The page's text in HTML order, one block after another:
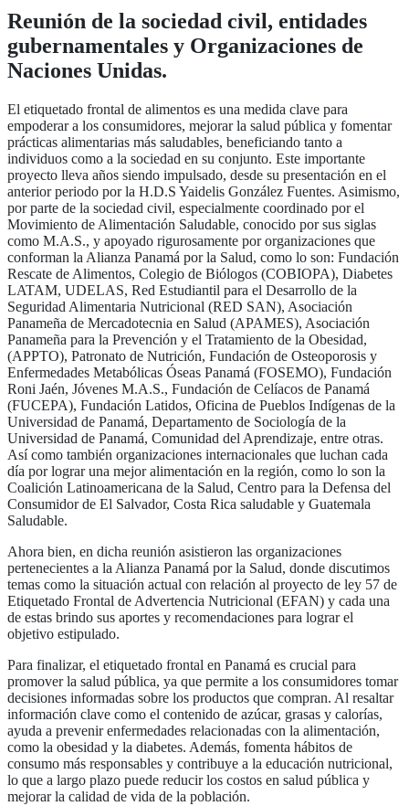
Reunión de la sociedad civil, entidades
gubernamentales y Organizaciones de
Naciones Unidas.
El etiquetado frontal de alimentos es una medida clave para
empoderar a los consumidores, mejorar la salud pública y fomentar
prácticas alimentarias más saludables, beneficiando tanto a
individuos como a la sociedad en su conjunto. Este importante
proyecto lleva años siendo impulsado, desde su presentación en el
anterior periodo por la H.D.S Yaidelis González Fuentes. Asimismo,
por parte de la sociedad civil, especialmente coordinado por el
Movimiento de Alimentación Saludable, conocido por sus siglas
como M.A.S., y apoyado rigurosamente por organizaciones que
conforman la Alianza Panamá por la Salud, como lo son: Fundación
Rescate de Alimentos, Colegio de Biólogos (COBIOPA), Diabetes
LATAM, UDELAS, Red Estudiantil para el Desarrollo de la
Seguridad Alimentaria Nutricional (RED SAN), Asociación
Panameña de Mercadotecnia en Salud (APAMES), Asociación
Panameña para la Prevención y el Tratamiento de la Obesidad,
(APPTO), Patronato de Nutrición, Fundación de Osteoporosis y
Enfermedades Metabólicas Óseas Panamá (FOSEMO), Fundación
Roni Jaén, Jóvenes M.A.S., Fundación de Celíacos de Panamá
(FUCEPA), Fundación Latidos, Oficina de Pueblos Indígenas de la
Universidad de Panamá, Departamento de Sociología de la
Universidad de Panamá, Comunidad del Aprendizaje, entre otras.
Así como también organizaciones internacionales que luchan cada
día por lograr una mejor alimentación en la región, como lo son la
Coalición Latinoamericana de la Salud, Centro para la Defensa del
Consumidor de El Salvador, Costa Rica saludable y Guatemala
Saludable.
Ahora bien, en dicha reunión asistieron las organizaciones
pertenecientes a la Alianza Panamá por la Salud, donde discutimos
temas como la situación actual con relación al proyecto de ley 57 de
Etiquetado Frontal de Advertencia Nutricional (EFAN) y cada una
de estas brindo sus aportes y recomendaciones para lograr el
objetivo estipulado.
Para finalizar, el etiquetado frontal en Panamá es crucial para
promover la salud pública, ya que permite a los consumidores tomar
decisiones informadas sobre los productos que compran. Al resaltar
información clave como el contenido de azúcar, grasas y calorías,
ayuda a prevenir enfermedades relacionadas con la alimentación,
como la obesidad y la diabetes. Además, fomenta hábitos de
consumo más responsables y contribuye a la educación nutricional,
lo que a largo plazo puede reducir los costos en salud pública y
mejorar la calidad de vida de la población.